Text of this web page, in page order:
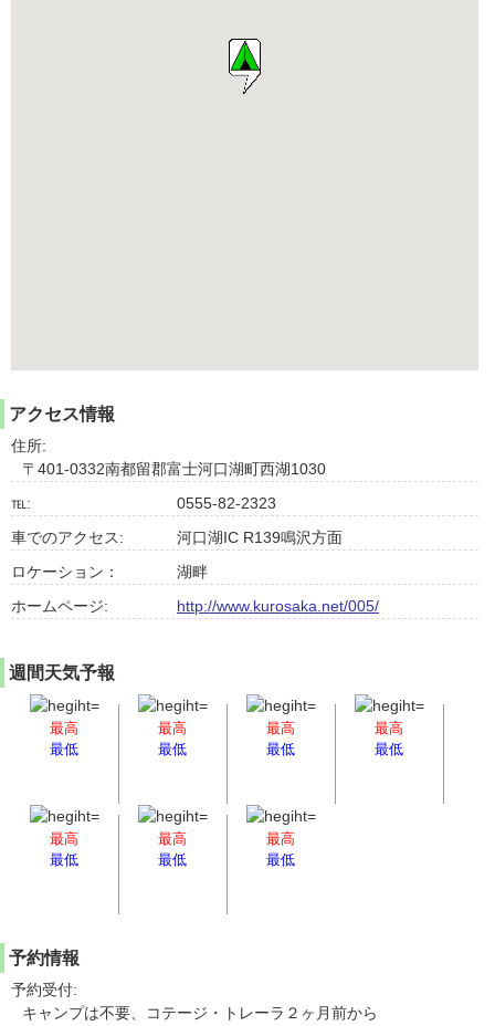
アクセス情報
住所:
〒401-0332南都留郡富士河口湖町西湖1030
℡:
0555-82-2323
車でのアクセス:
河口湖IC R139鳴沢方面
ロケーション：
湖畔
ホームページ:
http://www.kurosaka.net/005/
週間天気予報
最高
最低
最高
最低
最高
最低
最高
最低
最高
最低
最高
最低
最高
最低
予約情報
予約受付:
キャンプは不要、コテージ・トレーラ２ヶ月前から